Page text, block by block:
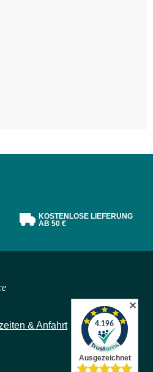
KOSTENLOSE LIEFERUNG
AB 50 €
& Anfahrt
✕